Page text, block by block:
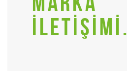
İLETİŞİMİ.